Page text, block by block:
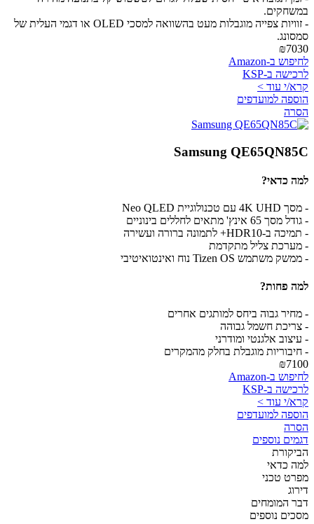
במשחקים.
- זוויות צפייה מוגבלות מעט בהשוואה למסכי OLED או דגמי העלית של
סמסונג.
₪7030
לחיפוש ב-Amazon
לרכישה ב-KSP
קרא/י עוד >
הוספה למועדפים
הסרה
Samsung QE65QN85C
למה כדאי?
- מסך 4K UHD עם טכנולוגיית Neo QLED
- גודל מסך 65 אינץ' מתאים לחללים בינוניים
- תמיכה ב-HDR10+ לתמונה ברורה ועשירה
- מערכת צליל מתקדמת
- ממשק משתמש Tizen OS נוח ואינטואיטיבי
למה פחות?
- מחיר גבוה ביחס למותגים אחרים
- צריכת חשמל גבוהה
- עיצוב אלגנטי ומודרני
- חיבוריות מוגבלת בחלק מהמקרים
₪7100
לחיפוש ב-Amazon
לרכישה ב-KSP
קרא/י עוד >
הוספה למועדפים
הסרה
דגמים נוספים
הביקורת
למה כדאי
מפרט טכני
דירוג
דבר המומחים
מסכים נוספים